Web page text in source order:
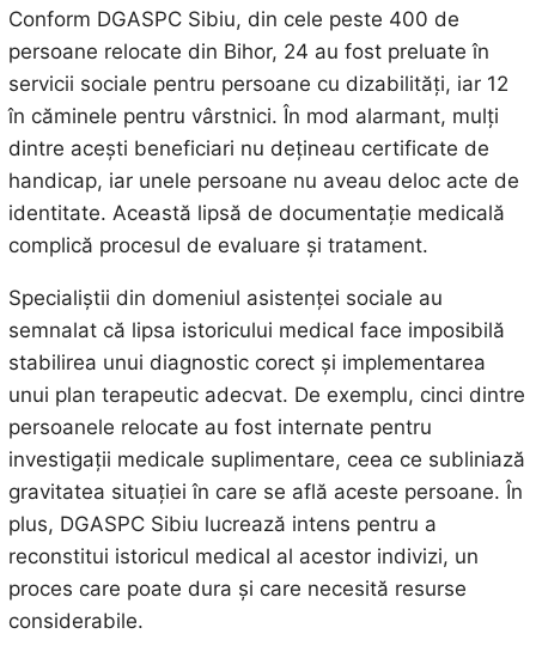
Conform DGASPC Sibiu, din cele peste 400 de
persoane relocate din Bihor, 24 au fost preluate în
servicii sociale pentru persoane cu dizabilități, iar 12
în căminele pentru vârstnici. În mod alarmant, mulți
dintre acești beneficiari nu dețineau certificate de
handicap, iar unele persoane nu aveau deloc acte de
identitate. Această lipsă de documentație medicală
complică procesul de evaluare și tratament.
Specialiștii din domeniul asistenței sociale au
semnalat că lipsa istoricului medical face imposibilă
stabilirea unui diagnostic corect și implementarea
unui plan terapeutic adecvat. De exemplu, cinci dintre
persoanele relocate au fost internate pentru
investigații medicale suplimentare, ceea ce subliniază
gravitatea situației în care se află aceste persoane. În
plus, DGASPC Sibiu lucrează intens pentru a
reconstitui istoricul medical al acestor indivizi, un
proces care poate dura și care necesită resurse
considerabile.